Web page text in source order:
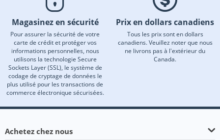
Magasinez en sécurité
Pour assurer la sécurité de votre
carte de crédit et protéger vos
informations personnelles, nous
utilisons la technologie Secure
Sockets Layer (SSL), le système de
codage de cryptage de données le
plus utilisé pour les transactions de
commerce électronique sécurisées.
Prix en dollars canadiens
Tous les prix sont en dollars
canadiens. Veuillez noter que nous
ne livrons pas à l'extérieur du
Canada.
Achetez chez nous